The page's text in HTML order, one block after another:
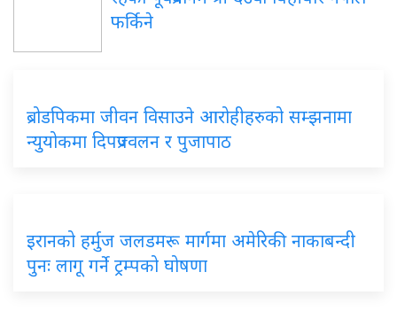
फर्किने
ब्रोडपिकमा जीवन विसाउने आरोहीहरुको सम्झनामा
न्युयोकमा दिपप्रज्वलन र पुजापाठ
इरानको हर्मुज जलडमरू मार्गमा अमेरिकी नाकाबन्दी
पुनः लागू गर्ने ट्रम्पको घोषणा